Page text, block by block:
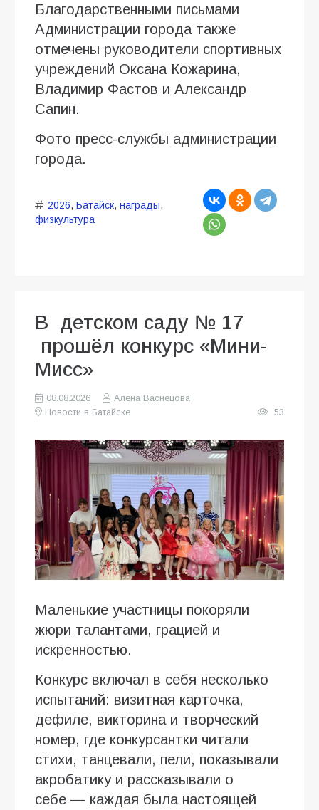
Благодарственными письмами
Администрации города также
отмечены руководители спортивных
учреждений Оксана Кожарина,
Владимир Фастов и Александр
Сапин.
Фото пресс-службы администрации
города.
2026, Батайск, награды,
физкультура
В детском саду № 17
прошёл конкурс «Мини-
Мисс»
08.08.2026
Алена Васнецова
Новости в Батайске
53
Маленькие участницы покоряли
жюри талантами, грацией и
искренностью.
Конкурс включал в себя несколько
испытаний: визитная карточка,
дефиле, викторина и творческий
номер, где конкурсантки читали
стихи, танцевали, пели, показывали
акробатику и рассказывали о
себе — каждая была настоящей